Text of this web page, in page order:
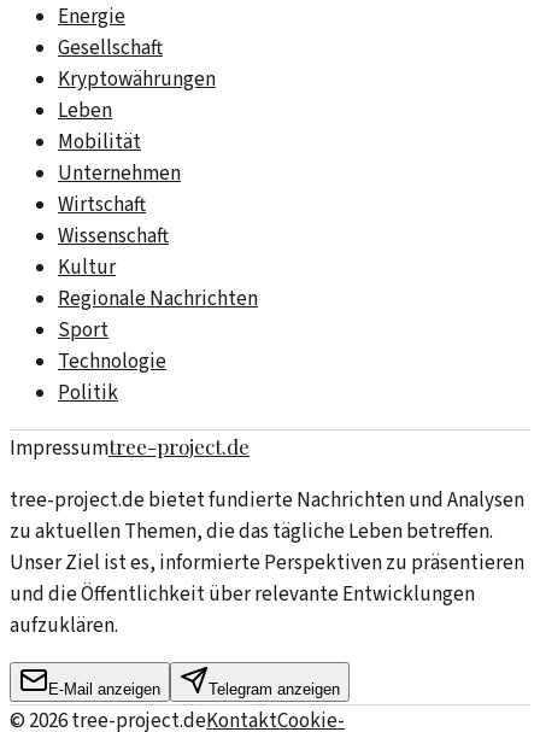
Energie
Gesellschaft
Kryptowährungen
Leben
Mobilität
Unternehmen
Wirtschaft
Wissenschaft
Kultur
Regionale Nachrichten
Sport
Technologie
Politik
Impressumtree-project.de
tree-project.de bietet fundierte Nachrichten und Analysen
zu aktuellen Themen, die das tägliche Leben betreffen.
Unser Ziel ist es, informierte Perspektiven zu präsentieren
und die Öffentlichkeit über relevante Entwicklungen
aufzuklären.
E-Mail anzeigen Telegram anzeigen
© 2026tree-project.deKontaktCookie-